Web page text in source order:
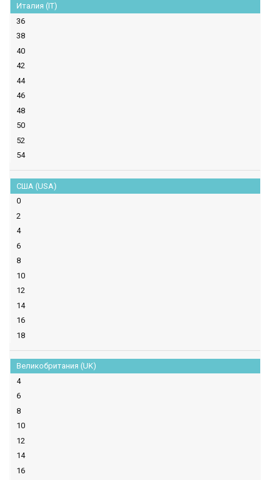
Италия (IT)
36
38
40
42
44
46
48
50
52
54
США (USA)
0
2
4
6
8
10
12
14
16
18
Великобритания (UK)
4
6
8
10
12
14
16